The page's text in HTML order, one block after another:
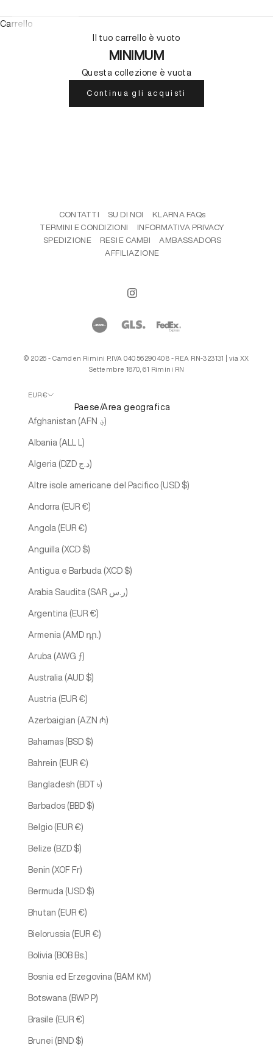
Carrello
Il tuo carrello è vuoto
MINIMUM
Questa collezione è vuota
Continua gli acquisti
CONTATTI SU DI NOI
KLARNA FAQs
TERMINI E CONDIZIONI
INFORMATIVA PRIVACY
SPEDIZIONE
RESI E CAMBI
AMBASSADORS
AFFILIAZIONE
© 2026 - Camden Rimini P.IVA 04056290408 - REA RN-323131 | via XX
Settembre 1870, 61 Rimini RN
EUR €
Paese/Area geografica
Afghanistan (AFN ؋)
Albania (ALL L)
Algeria (DZD د.ج)
Altre isole americane del Pacifico (USD $)
Andorra (EUR €)
Angola (EUR €)
Anguilla (XCD $)
Antigua e Barbuda (XCD $)
Arabia Saudita (SAR ر.س)
Argentina (EUR €)
Armenia (AMD դր.)
Aruba (AWG ƒ)
Australia (AUD $)
Austria (EUR €)
Azerbaigian (AZN ₼)
Bahamas (BSD $)
Bahrein (EUR €)
Bangladesh (BDT ৳)
Barbados (BBD $)
Belgio (EUR €)
Belize (BZD $)
Benin (XOF Fr)
Bermuda (USD $)
Bhutan (EUR €)
Bielorussia (EUR €)
Bolivia (BOB Bs.)
Bosnia ed Erzegovina (BAM КМ)
Botswana (BWP P)
Brasile (EUR €)
Brunei (BND $)